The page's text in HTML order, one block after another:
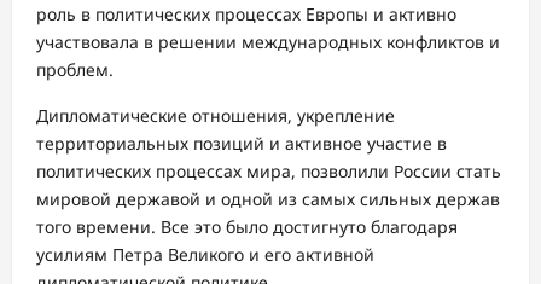
роль в политических процессах Европы и активно
участвовала в решении международных конфликтов и
проблем.
Дипломатические отношения, укрепление
территориальных позиций и активное участие в
политических процессах мира, позволили России стать
мировой державой и одной из самых сильных держав
того времени. Все это было достигнуто благодаря
усилиям Петра Великого и его активной